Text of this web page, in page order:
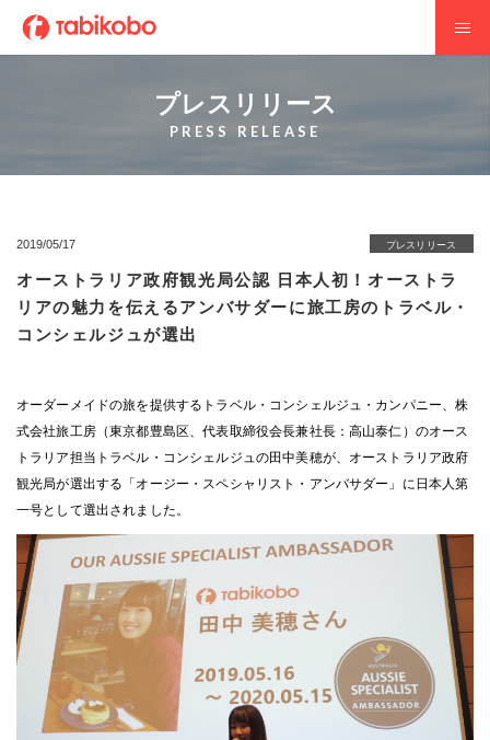
プレスリリース
PRESS RELEASE
2019/05/17 プレスリリース
オーストラリア政府観光局公認 日本人初！オーストラ
リアの魅力を伝えるアンバサダーに旅工房のトラベル・
コンシェルジュが選出
オーダーメイドの旅を提供するトラベル・コンシェルジュ・カンパニー、株
式会社旅工房（東京都豊島区、代表取締役会長兼社長：高山泰仁）のオース
トラリア担当トラベル・コンシェルジュの田中美穂が、オーストラリア政府
観光局が選出する「オージー・スペシャリスト・アンバサダー」に日本人第
一号として選出されました。